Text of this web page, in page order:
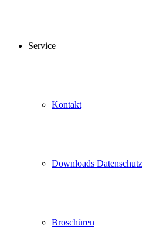
Service
Kontakt
Downloads Datenschutz
Broschüren